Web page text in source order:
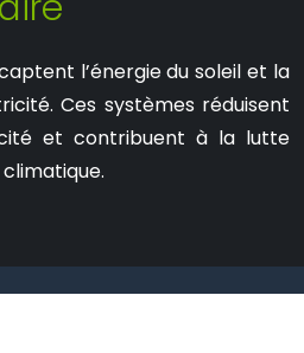
l’énergie du soleil et la
Ces systèmes réduisent
et contribuent à la lutte